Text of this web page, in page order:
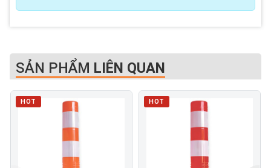
SẢN PHẨM LIÊN QUAN
HOT HOT